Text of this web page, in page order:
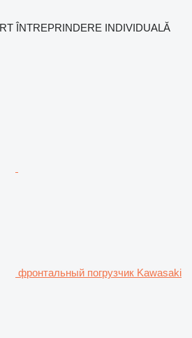
ÎNTREPRINDERE INDIVIDUALĂ
фронтальный погрузчик Kawasaki